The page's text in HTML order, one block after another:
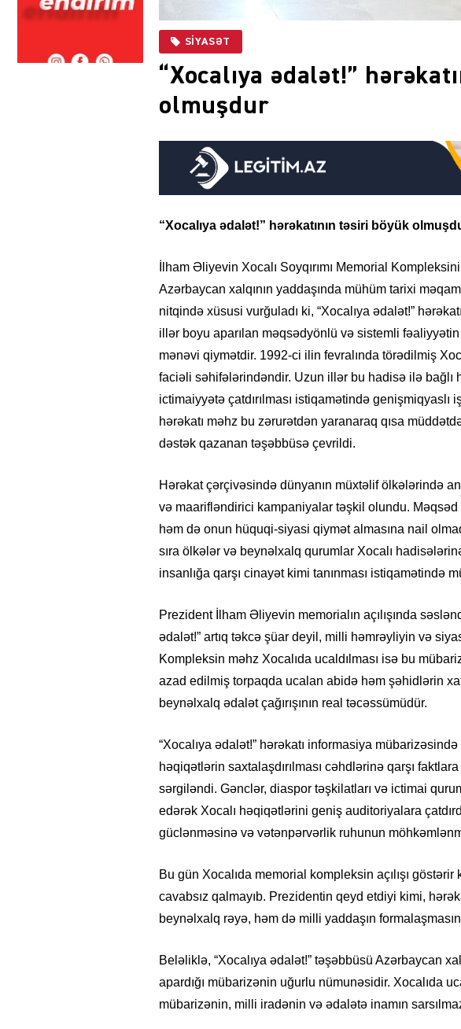
SIYASƏT
“Xocalıya ədalət!”
olmuşdur
“Xocalıya ədalət!” hərəkatının təsiri böyük
İlham Əliyevin Xocalı Soyqırımı Memorial
Azərbaycan xalqının yaddaşında mühüm tarixi
nitqində xüsusi vurğuladı ki, “Xocalıya ədalət!”
illər boyu aparılan məqsədyönlü və sistemli
mənəvi qiymətdir. 1992-ci ilin fevralında törədilmiş
faciəli səhifələrindəndir. Uzun illər bu hadisə ilə bağlı
ictimaiyyətə çatdırılması istiqamətində genişmiqyaslı
hərəkatı məhz bu zərurətdən yaranaraq qısa
dəstək qazanan təşəbbüsə çevrildi.
Hərəkat çərçivəsində dünyanın müxtəlif ölkələrində
və maarifləndirici kampaniyalar təşkil olundu. Məqsəd
həm də onun hüquqi-siyasi qiymət almasına nail
sıra ölkələr və beynəlxalq qurumlar Xocalı
insanlığa qarşı cinayət kimi tanınması istiqamətində
Prezident İlham Əliyevin memorialın açılışında
ədalət!” artıq təkcə şüar deyil, milli həmrəyliyin və
Kompleksin məhz Xocalıda ucaldılması isə bu
azad edilmiş torpaqda ucalan abidə həm şəhidlərin
beynəlxalq ədalət çağırışının real təcəssümüdür.
“Xocalıya ədalət!” hərəkatı informasiya
həqiqətlərin saxtalaşdırılması cəhdlərinə qarşı
sərgiləndi. Gənclər, diaspor təşkilatları və ictimai
edərək Xocalı həqiqətlərini geniş auditoriyalara
güclənməsinə və vətənpərvərlik ruhunun
Bu gün Xocalıda memorial kompleksin açılışı
cavabsız qalmayıb. Prezidentin qeyd etdiyi kimi,
beynəlxalq rəyə, həm də milli yaddaşın
Beləliklə, “Xocalıya ədalət!” təşəbbüsü Azərbaycan
apardığı mübarizənin uğurlu nümunəsidir. Xocalıda
mübarizənin, milli iradənin və ədalətə inamın